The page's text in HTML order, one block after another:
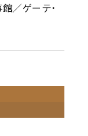
／ゲーテ･